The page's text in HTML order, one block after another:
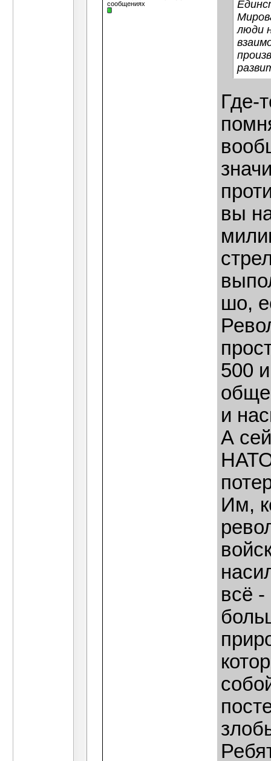
сообщениях
люди
Где-
вы
шо,
500
и
А
Им,
всё -